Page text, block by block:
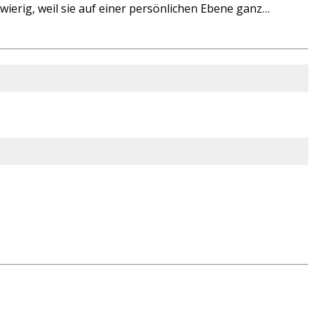
weil sie auf einer persönlichen Ebene ganz…